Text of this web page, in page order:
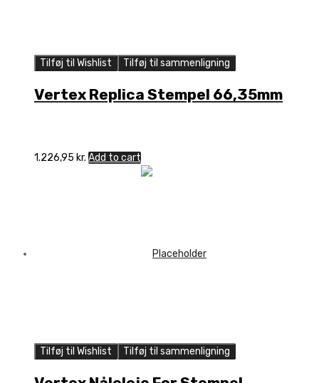
Tilføj til Wishlist Tilføj til sammenligning
Vertex Replica Stempel 66,35mm
1.226,95 kr. Add to cart
Tilføj til Wishlist Tilføj til sammenligning